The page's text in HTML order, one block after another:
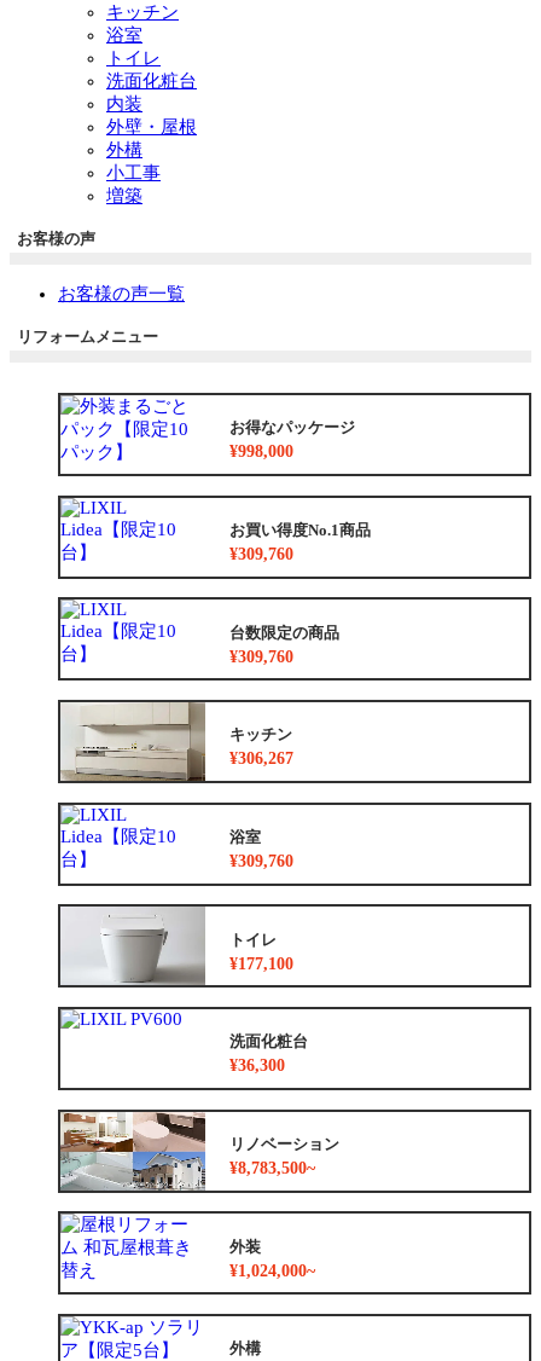
キッチン
浴室
トイレ
洗面化粧台
内装
外壁・屋根
外構
小工事
増築
お客様の声
お客様の声一覧
リフォームメニュー
お得なパッケージ
¥998,000
お買い得度No.1商品
¥309,760
台数限定の商品
¥309,760
キッチン
¥306,267
浴室
¥309,760
トイレ
¥177,100
洗面化粧台
¥36,300
リノベーション
¥8,783,500~
外装
¥1,024,000~
外構